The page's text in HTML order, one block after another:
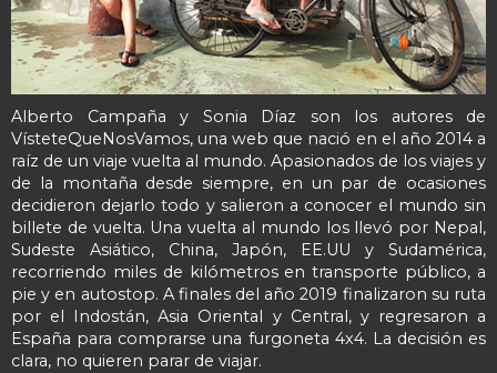
Alberto Campaña y Sonia Díaz son los autores de
VísteteQueNosVamos, una web que nació en el año 2014 a
raíz de un viaje vuelta al mundo. Apasionados de los viajes y
de la montaña desde siempre, en un par de ocasiones
decidieron dejarlo todo y salieron a conocer el mundo sin
billete de vuelta. Una vuelta al mundo los llevó por Nepal,
Sudeste Asiático, China, Japón, EE.UU y Sudamérica,
recorriendo miles de kilómetros en transporte público, a
pie y en autostop. A finales del año 2019 finalizaron su ruta
por el Indostán, Asia Oriental y Central, y regresaron a
España para comprarse una furgoneta 4x4. La decisión es
clara, no quieren parar de viajar.